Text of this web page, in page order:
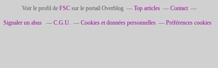
Voir le profil de FSCsur le portail Overblog Top articles Contact
Signaler un abus C.G.U. Cookies et données personnelles Préférences cookies